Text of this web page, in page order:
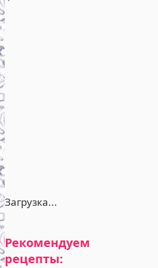
Загрузка...
Рекомендуем
рецепты: